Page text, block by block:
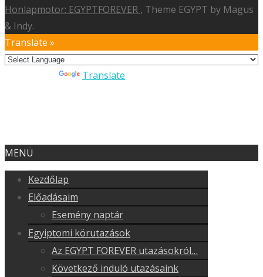
Honlapmotor: EGYPTFOREVER , Theme EGYPT by Magus
& Indy.
Translate »
Translate
MENÜ
Kezdőlap
Előadásaim
Esemény naptár
Egyiptomi körutazások
Az EGYPT FOREVER utazásokról…
Következő induló utazásaink